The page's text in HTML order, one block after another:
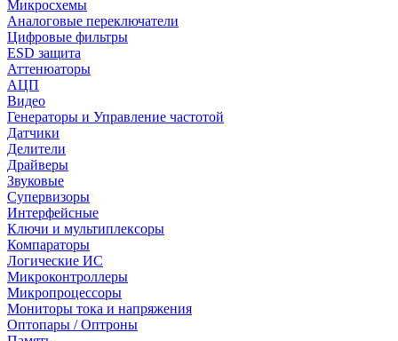
Микросхемы
Аналоговые переключатели
Цифровые фильтры
ESD защита
Аттенюаторы
АЦП
Видео
Генераторы и Управление частотой
Датчики
Делители
Драйверы
Звуковые
Супервизоры
Интерфейсные
Ключи и мультиплексоры
Компараторы
Логические ИС
Микроконтроллеры
Микропроцессоры
Мониторы тока и напряжения
Оптопары / Оптроны